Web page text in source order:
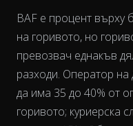
BAF е процент върху
на горивото, но
превозвач еднакъв
разходи. Оператор
да има 35 до 40% от
горивото; куриерска